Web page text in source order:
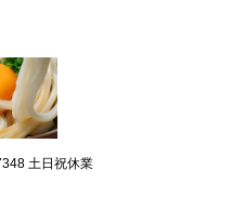
土日祝休業